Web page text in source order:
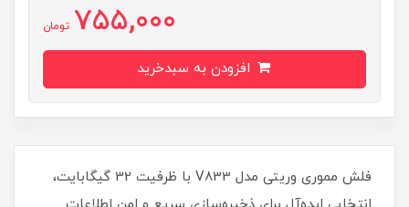
755,000 تومان
فلش مموری وریتی مدل V833 با ظرفیت 32 گیگابایت،